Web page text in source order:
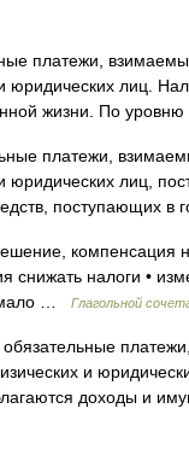
платежи,
юридических лиц.
жизни. По
платежи,
юридических лиц,
поступающих
компенсация
снижать налоги •
мало …
Глагольной
и
доходы и